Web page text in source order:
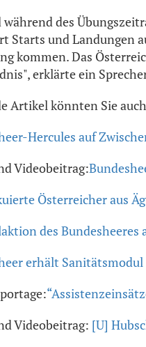
während des
Starts und Landungen
kommen. Das
erklärte ein
Artikel könnten Sie
Hercules auf
Videobeitrag:
Österreicher aus
des Bundesheeres
erhält
Videobeitrag: [U]